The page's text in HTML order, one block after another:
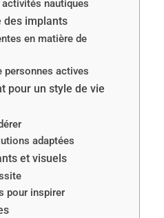
nautiques
des implants
en matière de
personnes actives
pour un style de vie
adaptées
et visuels
pour inspirer